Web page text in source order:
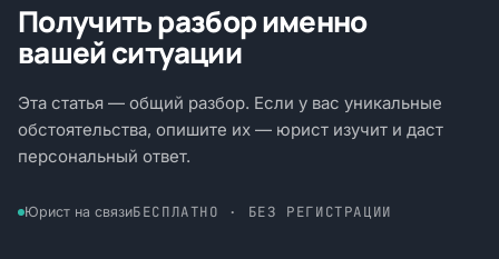
Получить разбор именно
вашей ситуации
Эта статья — общий разбор. Если у вас уникальные
обстоятельства, опишите их — юрист изучит и даст
персональный ответ.
Юрист на связиБЕСПЛАТНО · БЕЗ РЕГИСТРАЦИИ